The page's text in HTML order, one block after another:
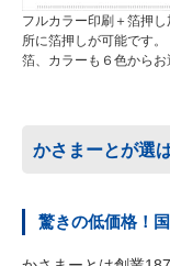
フルカラー印刷＋箔押
所に箔押しが可能です。
箔、カラーも６色からお
かさまーとが選
驚きの低価格！